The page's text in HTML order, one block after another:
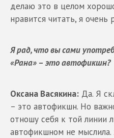
делаю это в целом
нравится читать, я очень
Я рад, что вы сами
«Рана» – это автофикшн?
Оксана Васякина: Да. Я
– это автофикшн. Но
отношу себя к той линии
автофикшном не